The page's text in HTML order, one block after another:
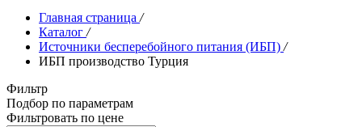
Главная страница /
Каталог /
Источники бесперебойного питания (ИБП) /
ИБП производство Турция
Фильтр
Подбор по параметрам
Фильтровать по цене